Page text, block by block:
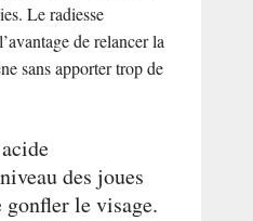
Le radiesse
de relancer la
sans apporter trop de
des joues
le visage.